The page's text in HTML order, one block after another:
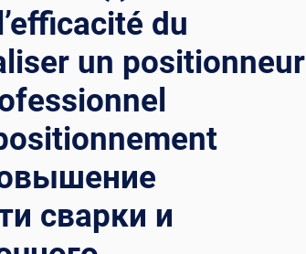
du
un positionneur
сварки и